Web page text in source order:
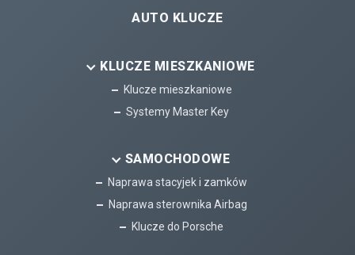
AUTO KLUCZE
KLUCZE MIESZKANIOWE
Klucze mieszkaniowe
Systemy Master Key
SAMOCHODOWE
Naprawa stacyjek i zamków
Naprawa sterownika Airbag
Klucze do Porsche